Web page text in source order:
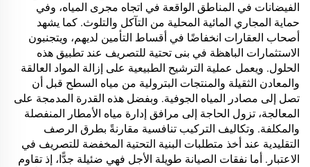
الفيضانات في المناطق الواقعة في اتجاه مجرى المياه، وفي
حماية المجاري المائية المحلية من التآكل والتلوث. كما يشهد
أصحاب العقارات انخفاضًا في أقساط التأمين لديهم، ويتجنبون
الاستثمارات الباهظة في بنى تحتية للتصريف عند تطبيق هذه
الحلول. ويعمل عملية الترشيح الطبيعية على إزالة المواد العالقة
والمعادن الثقيلة والمنتجات البترولية من مياه السطح قبل أن
تصل إلى مصادر المياه الجوفية. وبفضل هذه القدرة المدمجة على
المعالجة، تزول الحاجة إلى مرافق إدارة مياه الأمطار المنفصلة
والمكلفة. وتكاليف التركيب تنافسية مقارنةً بطرق الرصف
التقليدية عند أخذ متطلبات البنية التحتية المخفضة للتصريف في
الاعتبار. أما نفقات الصيانة طويلة الأجل فهي ضئيلة جدًّا، إذ تقاوم